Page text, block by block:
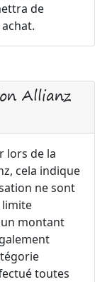
de
Allianz
lors de la
cela indique
ne sont
limite
montant
toutes